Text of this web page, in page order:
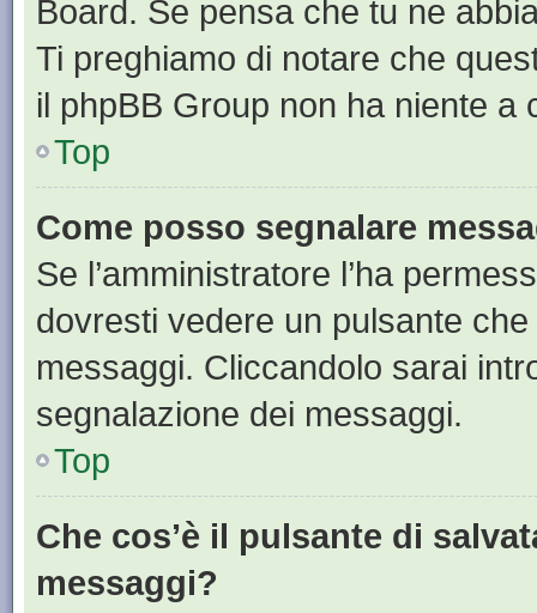
Board. Se pensa che tu ne
Ti preghiamo di notare che
il phpBB Group non ha niente a
Top
Come posso segnalare
Se l’amministratore l’ha
dovresti vedere un pulsante
messaggi. Cliccandolo sarai
segnalazione dei messaggi.
Top
Che cos’è il pulsante di
messaggi?